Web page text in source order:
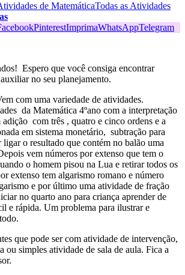
de MatemáticaTodas as Atividades
PinterestImprimaWhatsAppTelegram
Espero que você consiga encontrar
no seu planejamento.
com uma variedade de atividades.
da Matemática 4ºano com a interpretação
adição com três , quatro e cinco ordens e a
em sistema monetário, subtração para
ligar o resultado que contém no balão uma
vem números por extenso que tem o
o homem pisou na Lua e retirar todos os
extenso tem algarismo romano e número
e por último uma atividade de fração
no quarto ano para criança aprender de
e rápida. Um problema para ilustrar e
que pode ser com atividade de intervenção,
ou simples atividade de sala de aula. Fica a